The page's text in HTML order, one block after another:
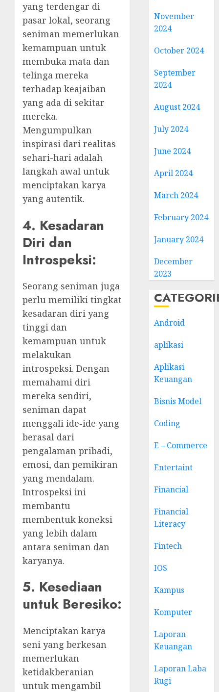
yang terdengar di
pasar lokal, seorang
seniman memerlukan
kemampuan untuk
membuka mata dan
telinga mereka
terhadap keajaiban
yang ada di sekitar
mereka.
Mengumpulkan
inspirasi dari realitas
sehari-hari adalah
langkah awal untuk
menciptakan karya
yang autentik.
4. Kesadaran
Diri dan
Introspeksi:
Seorang seniman juga
perlu memiliki tingkat
kesadaran diri yang
tinggi dan
kemampuan untuk
melakukan
introspeksi. Dengan
memahami diri
mereka sendiri,
seniman dapat
menggali ide-ide yang
berasal dari
pengalaman pribadi,
emosi, dan pemikiran
yang mendalam.
Introspeksi ini
membantu
membentuk koneksi
yang lebih dalam
antara seniman dan
karyanya.
5. Kesediaan
untuk Beresiko:
Menciptakan karya
seni yang berkesan
memerlukan
ketidakberanian
untuk mengambil
November
2024
October 2024
September
2024
August 2024
July 2024
June 2024
April 2024
March 2024
February 2024
January 2024
December
2023
Android
aplikasi
Aplikasi
Keuangan
Bisnis Model
Coding
E – Commerce
Entertaint
Financial
Financial
Literacy
Fintech
IOS
Kampus
Komputer
Laporan
Keuangan
Laporan Laba
Rugi